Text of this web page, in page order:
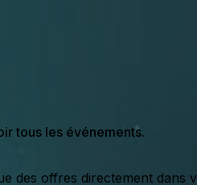
tous les événements.
des offres directement dans